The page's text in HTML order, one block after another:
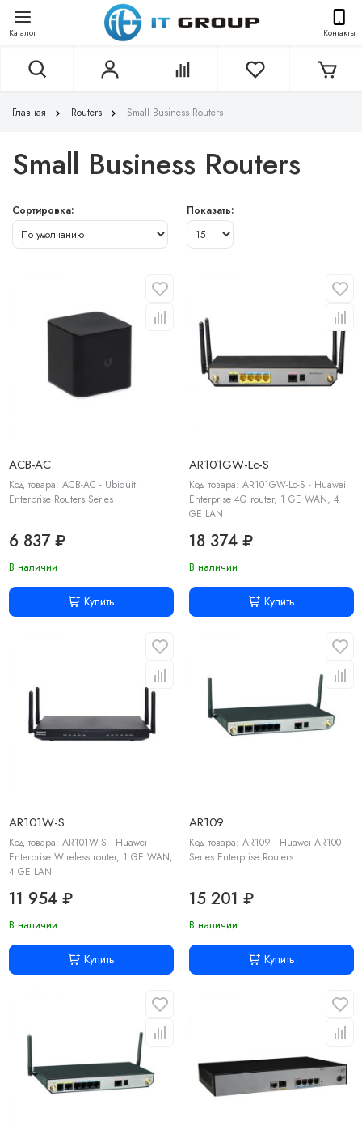
Каталог Контакты
Главная Routers Small Business Routers
Small Business Routers
Сортировка: Показать:
ACB-AC
Код товара: ACB-AC - Ubiquiti
Enterprise Routers Series
6 837 ₽
В наличии
Купить
AR101GW-Lc-S
Код товара: AR101GW-Lc-S - Huawei
Enterprise 4G router, 1 GE WAN, 4
GE LAN
18 374 ₽
В наличии
Купить
AR101W-S
Код товара: AR101W-S - Huawei
Enterprise Wireless router, 1 GE WAN,
4 GE LAN
11 954 ₽
В наличии
Купить
AR109
Код товара: AR109 - Huawei AR100
Series Enterprise Routers
15 201 ₽
В наличии
Купить